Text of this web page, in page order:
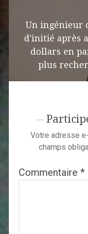
Un ingénieur
d'initié après
dollars en
plus
Votre adresse
champs
Commentaire *